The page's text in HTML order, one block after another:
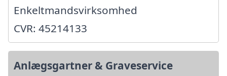
Enkeltmandsvirksomhed
CVR: 45214133
Anlægsgartner & Graveservice